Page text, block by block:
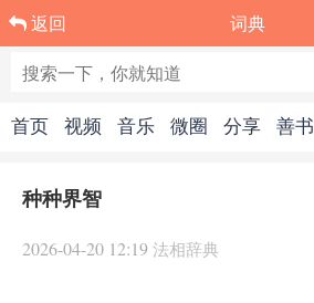
返回 词典
首页 视频 音乐 微圈 分享 善书
种种界智
2026-04-20 12:19 法相辞典